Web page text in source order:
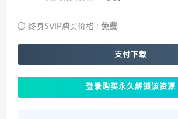
终身SVIP购买价格 : 免费
支付下载
登录购买永久解锁该资源